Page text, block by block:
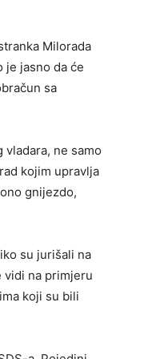
Milorada
je jasno da će
sa
ne samo
kojim upravlja
gnijezdo,
su jurišali na
vidi na primjeru
koji su bili